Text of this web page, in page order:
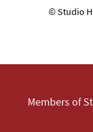
© Studio
Members of